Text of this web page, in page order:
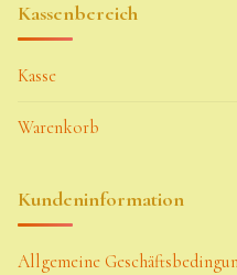
Kassenbereich
Kasse
Warenkorb
Kundeninformation
Allgemeine